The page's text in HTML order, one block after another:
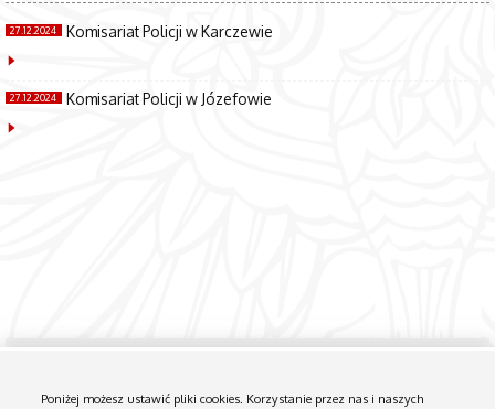
27.12.2024 Komisariat Policji w Karczewie
27.12.2024 Komisariat Policji w Józefowie
Poniżej możesz ustawić pliki cookies. Korzystanie przez nas i naszych